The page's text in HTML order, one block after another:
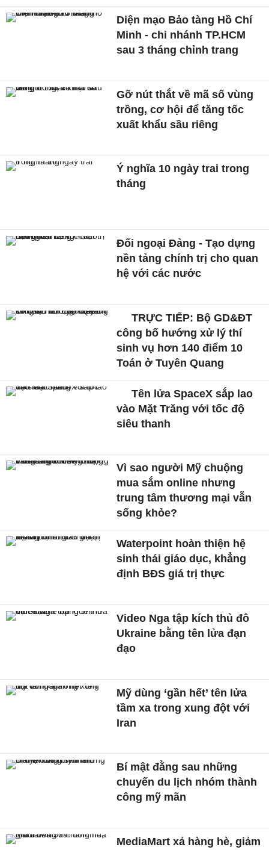
Diện mạo Bảo tàng Hồ Chí
Minh - chi nhánh TP.HCM
sau 3 tháng chỉnh trang
Gỡ nút thắt về mã số vùng
trồng, cơ hội để tăng tốc
xuất khẩu sầu riêng
Ý nghĩa 10 ngày trai trong
tháng
Đối ngoại Đảng - Tạo dựng
nền tảng chính trị cho quan
hệ với các nước
TRỰC TIẾP: Bộ GD&ĐT
công bố hướng xử lý thí
sinh vụ hơn 140 điểm 10
Toán ở Tuyên Quang
Tên lửa SpaceX sắp lao
vào Mặt Trăng với tốc độ
siêu thanh
Vì sao người Mỹ chuộng
mua sắm online nhưng
trung tâm thương mại vẫn
sống khỏe?
Waterpoint hoàn thiện hệ
sinh thái giáo dục, khẳng
định BĐS giá trị thực
Video Nga tập kích thủ đô
Ukraine bằng tên lửa đạn
đạo
Mỹ dùng ‘gần hết’ tên lửa
tầm xa trong xung đột với
Iran
Bí mật đằng sau những
chuyến du lịch nhóm thành
công mỹ mãn
MediaMart xả hàng hè, giảm